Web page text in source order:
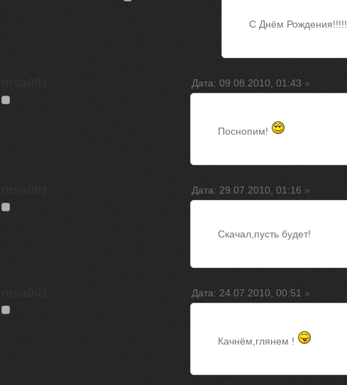
C Днём Рождения!!!!!
Дата: 09.08.2010, 01:43 »
Поснопим!
Дата: 29.07.2010, 01:16 »
Скачал,пусть будет!
Дата: 24.07.2010, 00:51 »
Качнём,глянем !